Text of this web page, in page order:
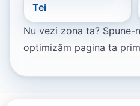
Tei
Nu vezi zona ta? Spune-
optimizăm pagina ta